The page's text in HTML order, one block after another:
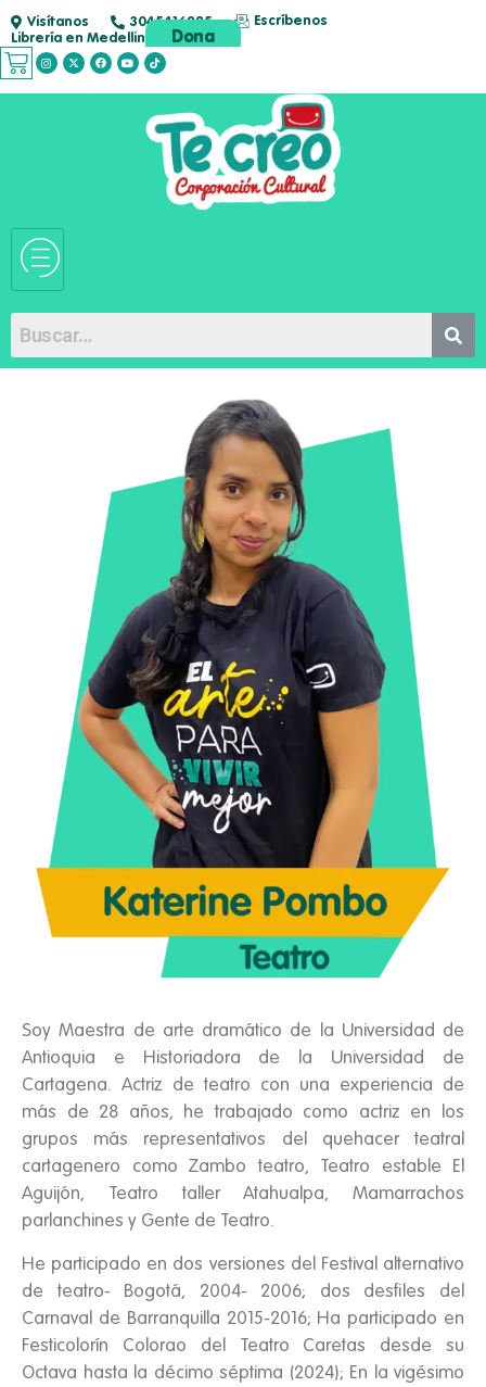
Visítanos 3045416285
Escríbenos
Librería en Medellin
Dona
Soy Maestra de arte dramático de la Universidad de
Antioquia e Historiadora de la Universidad de
Cartagena. Actriz de teatro con una experiencia de
más de 28 años, he trabajado como actriz en los
grupos más representativos del quehacer teatral
cartagenero como Zambo teatro, Teatro estable El
Aguijón, Teatro taller Atahualpa, Mamarrachos
parlanchines y Gente de Teatro.
He participado en dos versiones del Festival alternativo
de teatro- Bogotá, 2004- 2006; dos desfiles del
Carnaval de Barranquilla 2015-2016; Ha participado en
Festicolorín Colorao del Teatro Caretas desde su
Octava hasta la décimo séptima (2024); En la vigésimo